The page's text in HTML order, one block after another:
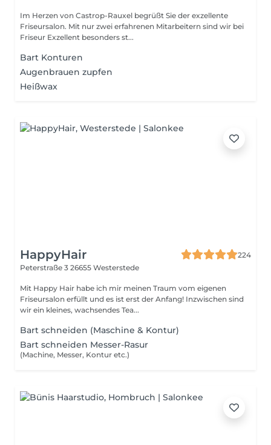
Im Herzen von Castrop-Rauxel begrüßt Sie der exzellente
Friseursalon. Mit nur zwei erfahrenen Mitarbeitern sind wir bei
Friseur Exzellent besonders st...
Bart Konturen
Augenbrauen zupfen
Heißwax
HappyHair
224
Peterstraße 3 26655 Westerstede
Mit Happy Hair habe ich mir meinen Traum vom eigenen
Friseursalon erfüllt und es ist erst der Anfang! Inzwischen sind
wir ein kleines, wachsendes Tea...
Bart schneiden (Maschine & Kontur)
Bart schneiden Messer-Rasur
(Machine, Messer, Kontur etc.)